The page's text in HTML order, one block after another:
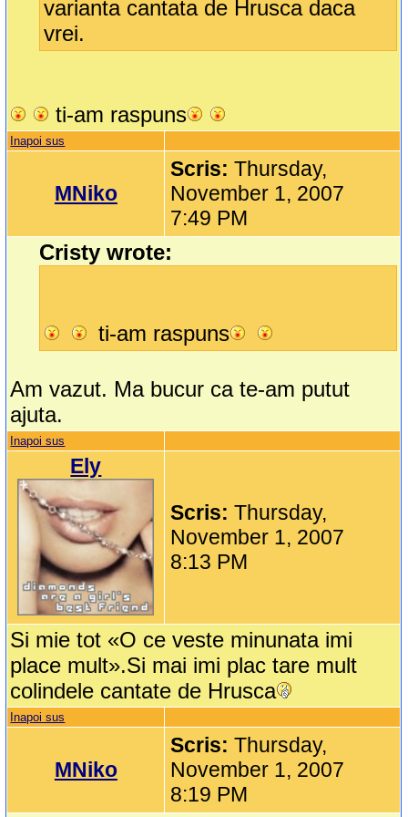
varianta cantata de Hrusca daca
vrei.
ti-am raspuns
Inapoi sus
MNiko
Scris:Thursday,
November 1, 2007
7:49 PM
Cristy wrote:
ti-am raspuns
Am vazut. Ma bucur ca te-am putut
ajuta.
Inapoi sus
Ely
Scris:Thursday,
November 1, 2007
8:13 PM
Si mie tot «O ce veste minunata imi
place mult».Si mai imi plac tare mult
colindele cantate de Hrusca
Inapoi sus
MNiko
Scris:Thursday,
November 1, 2007
8:19 PM